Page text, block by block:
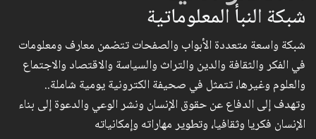
شبكة النبأ المعلوماتية
شبكة واسعة متعددة الأبواب والصفحات تتضمن معارف ومعلومات
في الفكر والثقافة والدين والتراث والسياسة والاقتصاد والاجتماع
والعلوم وغيرها، تتمثل في صحيفة الكترونية يومية شاملة..
وتهدف إلى الدفاع عن حقوق الإنسان ونشر الوعي والدعوة إلى بناء
الإنسان فكريا وثقافيا، وتطوير مهاراته وإمكانياته